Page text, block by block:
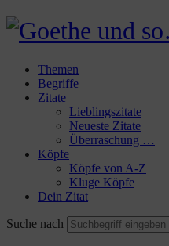
Goethe
und
so…
Themen
Begriffe
Zitate
Lieblingszitate
Neueste Zitate
Überraschung …
Köpfe
Köpfe von A-Z
Kluge Köpfe
Dein Zitat
Suche nach